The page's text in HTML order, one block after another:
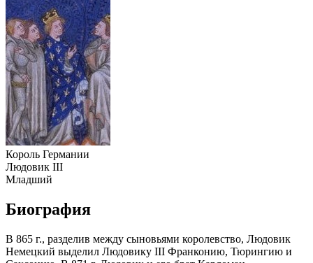
Король Германии
Людовик III
Младший
Биография
В 865 г., разделив между сыновьями королевство, Людовик
Немецкий выделил Людовику III Франконию, Тюрингию и